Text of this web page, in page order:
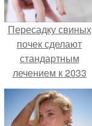
Пересадку свиных
почек сделают
стандартным
лечением к 2033
году в Японии.